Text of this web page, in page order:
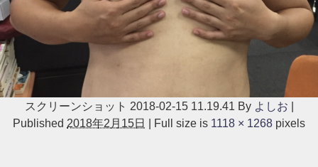
スクリーンショット 2018-02-15 11.19.41 By よしお
Published 2018年2月15日 Full size is 1118 × 1268 pixels